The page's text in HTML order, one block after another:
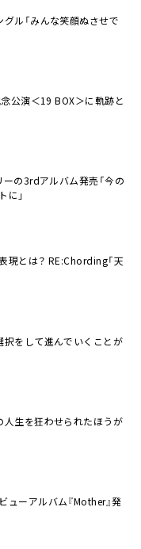
ル「みんな笑顔ぬさせで
念公演＜19 BOX＞に軌跡と
ーの3rdアルバム発売「今の
に」
現とは？ RE:Chording「天
択をして進んでいくことが
人生を狂わせられたほうが
ューアルバム『Mother』発